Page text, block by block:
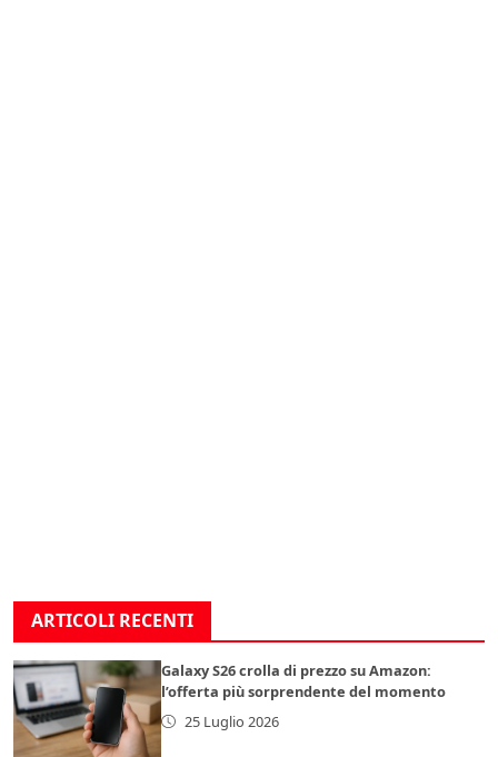
ARTICOLI RECENTI
Galaxy S26 crolla di prezzo su Amazon:
l’offerta più sorprendente del momento
25 Luglio 2026